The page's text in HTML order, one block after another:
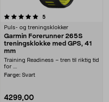
5
Puls- og treningsklokker
Garmin Forerunner 265S
treningsklokke med GPS, 41
mm
Training Readiness – tren til riktig tid
for ....
Farge: Svart
4299,00